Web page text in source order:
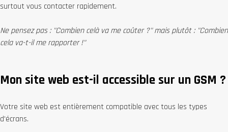
surtout vous contacter rapidement.
Ne pensez pas : "Combien celà va me coûter ?" mais plutôt : "Combien
cela va-t-il me rapporter !"
Mon site web est-il accessible sur un GSM ?
Votre site web est entièrement compatible avec tous les types
d'écrans.